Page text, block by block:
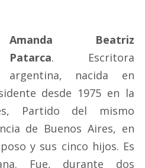
Amanda Beatriz
Patarca. Escritora
argentina, nacida en
desde 1975 en la
Partido del mismo
de Buenos Aires, en
y sus cinco hijos. Es
Fue, durante dos